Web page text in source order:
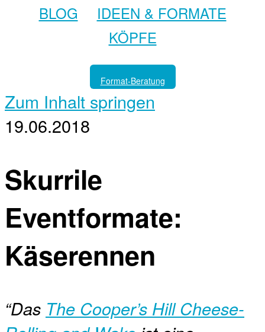
BLOG
IDEEN & FORMATE
KÖPFE
Format-Beratung
Zum Inhalt springen
19.06.2018
Skurrile
Eventformate:
Käserennen
“Das The Cooper’s Hill Cheese-